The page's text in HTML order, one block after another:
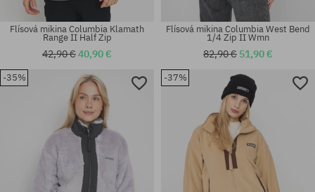
Dostupné veľkosti:
Dostupné veľkosti:
Flísová mikina Columbia Klamath
Range II Half Zip
42,90 €40,90 €
Flísová mikina Columbia West Bend
1/4 Zip II Wmn
82,90 € 51,90 €
-35% -37%